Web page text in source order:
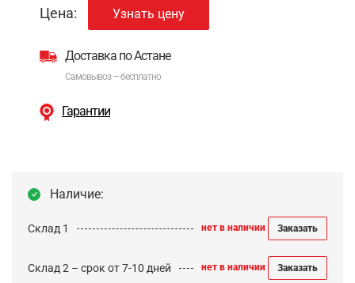
Цена: Узнать цену
Доставка по Астане
Самовывоз — бесплатно
Гарантии
Наличие:
Склад 1 нет в наличии Заказать
Склад 2 – срок от 7-10 дней нет в наличии Заказать